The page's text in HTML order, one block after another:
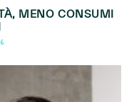
MENO CONSUMI